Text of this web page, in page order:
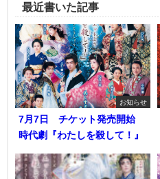
最近書いた記事
お知らせ
7月7日 チケット発売開始
時代劇『わたしを殺して！』